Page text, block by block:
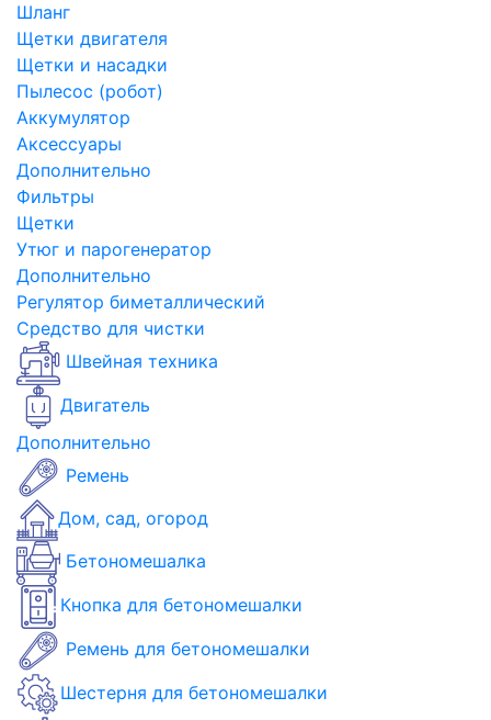
Шланг
Щетки двигателя
Щетки и насадки
Пылесос (робот)
Аккумулятор
Аксессуары
Дополнительно
Фильтры
Щетки
Утюг и парогенератор
Дополнительно
Регулятор биметаллический
Средство для чистки
Швейная техника
Двигатель
Дополнительно
Ремень
Дом, сад, огород
Бетономешалка
Кнопка для бетономешалки
Ремень для бетономешалки
Шестерня для бетономешалки